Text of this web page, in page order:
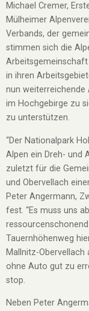
Michael Cremer,
Mülheimer
Verbands, der
stimmen sich die
in ihren
nun
im Hochgebirge zu
zu unterstützen.
“Der Nationalpark
Alpen ein Dreh- und
zuletzt für die
und Obervellach
Peter Angermann,
fest. “Es muss uns
Tauernhöhenweg
Mallnitz-Obervellach
ohne Auto gut zu
stop.
Neben Peter